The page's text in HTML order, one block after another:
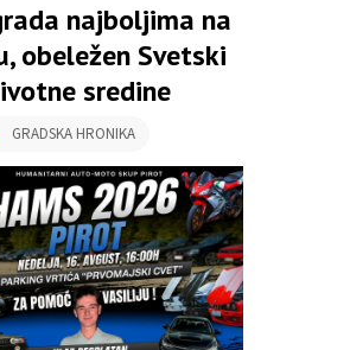
najboljima na
obeležen Svetski
sredine
GRADSKA HRONIKA